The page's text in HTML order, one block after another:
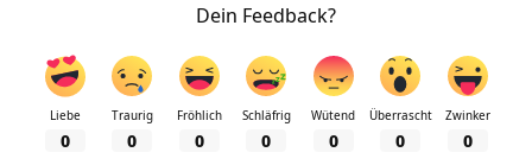
Dein Feedback?
Liebe
0
Traurig
0
Fröhlich
0
Schläfrig
0
Wütend
0
Überrascht
0
Zwinker
0